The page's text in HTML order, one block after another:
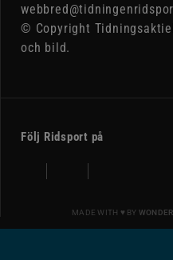
© Copyright
och bild.
Följ Ridsport på
MADE WITH ♥ BY